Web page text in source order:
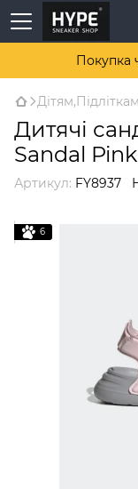
Покупка
Дітям,Підліткам
Дитячі
Sandal
Артикул: FY8937
6